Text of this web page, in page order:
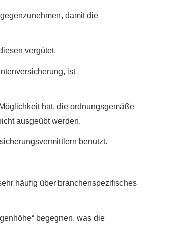
damit die
vergütet.
ist
hat, die ordnungsgemäße
ausgeübt werden.
benutzt.
häufig über branchenspezifisches
begegnen, was die